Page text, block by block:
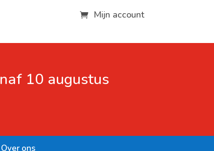
Mijn account
10 augustus
Over ons